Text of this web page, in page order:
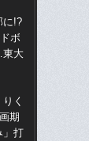
に!?
ボ
東大
く
期
」打